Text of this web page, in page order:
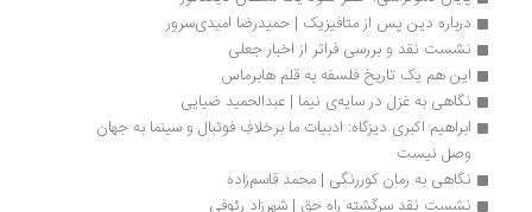
درباره دین پس از متافیزیک | حمیدرضا امیدی‌سرور
نشست نقد و بررسی فراتر از اخبار جعلی
این هم یک تاریخ فلسفه به قلم هابرماس
نگاهی به غزل در سایه‌ی نیما | عبدالحمید ضیایی
ابراهیم اکبری دیزگاه: ادبیات ما برخلافِ فوتبال و سینما به جهان
وصل نیست
نگاهی به رمان کوررنگی | محمد قاسم‌زاده
نشست نقد سرگشته راه حق | شهرزاد رئوفی